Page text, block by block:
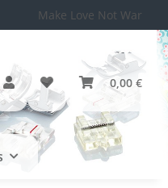
Make Love Not War
0,00 €